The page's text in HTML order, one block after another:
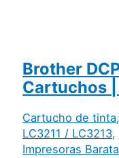
Brother
Cartuchos
Cartucho de tinta,
LC3211 / LC3213,
Impresoras Barata